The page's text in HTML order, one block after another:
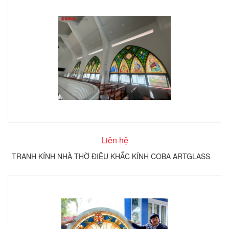
Liên hệ
TRANH KÍNH NHÀ THỜ ĐIÊU KHẮC KÍNH COBA ARTGLASS